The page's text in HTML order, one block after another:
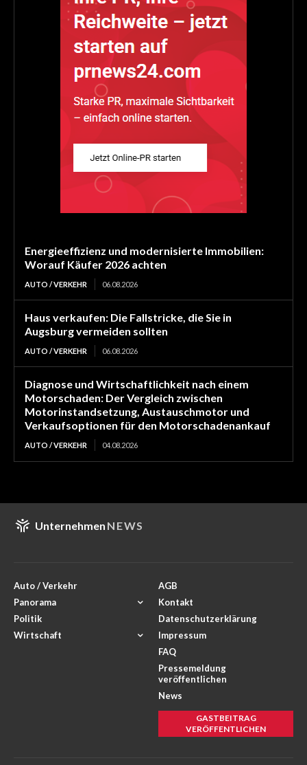
Energieeffizienz und modernisierte Immobilien:
Worauf Käufer 2026 achten
AUTO / VERKEHR 06.08.2026
Haus verkaufen: Die Fallstricke, die Sie in
Augsburg vermeiden sollten
AUTO / VERKEHR 06.08.2026
Diagnose und Wirtschaftlichkeit nach einem
Motorschaden: Der Vergleich zwischen
Motorinstandsetzung, Austauschmotor und
Verkaufsoptionen für den Motorschadenankauf
AUTO / VERKEHR 04.08.2026
Unternehmen NEWS
Auto / Verkehr
Panorama
Politik
Wirtschaft
AGB
Kontakt
Datenschutzerklärung
Impressum
FAQ
Pressemeldung
veröffentlichen
News
GASTBEITRAG
VERÖFFENTLICHEN